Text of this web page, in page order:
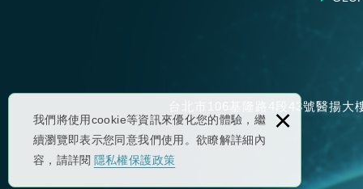
我們將使用cookie等資訊來優化您的體驗，繼
續瀏覽即表示您同意我們使用。欲瞭解詳細內
容，請詳閱 隱私權保護政策
×
台北市106基隆路4段43號醫揚大